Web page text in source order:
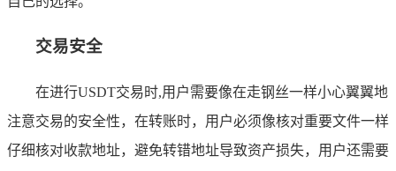
交易安全
在进行USDT交易时,用户需要像在走钢丝一样小心翼翼地
注意交易的安全性，在转账时，用户必须像核对重要文件一样
仔细核对收款地址，避免转错地址导致资产损失，用户还需要